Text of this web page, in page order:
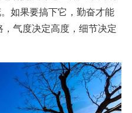
如果要搞下它，勤奋才能
气度决定高度，细节决定